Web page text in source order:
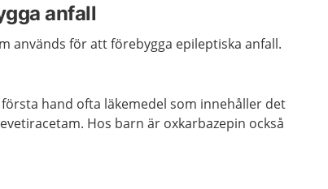
anfall
används för att förebygga epileptiska anfall.
hand ofta läkemedel som innehåller det
Hos barn är oxkarbazepin också